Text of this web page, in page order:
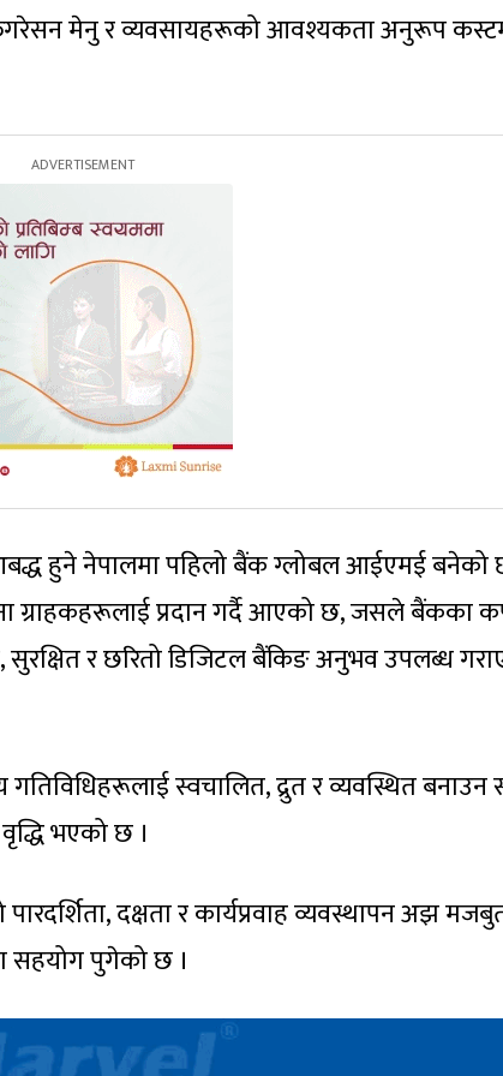
मेनु र व्यवसायहरूको आवश्यकता अनुरूप
हुने नेपालमा पहिलो बैंक ग्लोबल आईएमई बनेको
प्रदान गर्दै आएको छ, जसले बैंकका
र छरितो डिजिटल बैंकिङ अनुभव उपलब्ध
स्वचालित, द्रुत र व्यवस्थित
भएको छ ।
दक्षता र कार्यप्रवाह व्यवस्थापन अझ
सहयोग पुगेको छ ।